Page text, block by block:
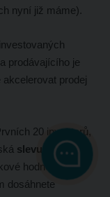
nyní již máme).
prodávajícího je
prodej
20 investorů,
slevu 6 000
hodnotě 100
dosáhnete